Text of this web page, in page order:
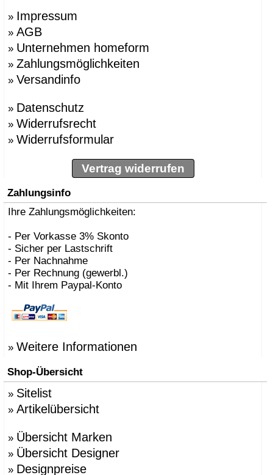
» Impressum
» AGB
» Unternehmen homeform
» Zahlungsmöglichkeiten
» Versandinfo
» Datenschutz
» Widerrufsrecht
» Widerrufsformular
Vertrag widerrufen
Zahlungsinfo
Ihre Zahlungsmöglichkeiten:
- Per Vorkasse 3% Skonto
- Sicher per Lastschrift
- Per Nachnahme
- Per Rechnung (gewerbl.)
- Mit Ihrem Paypal-Konto
» Weitere Informationen
Shop-Übersicht
» Sitelist
» Artikelübersicht
» Übersicht Marken
» Übersicht Designer
» Designpreise